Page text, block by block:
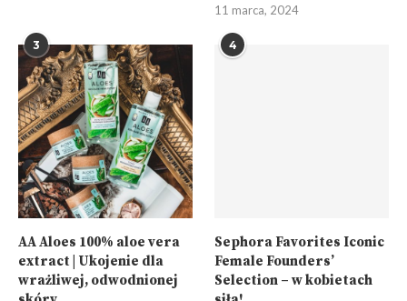
11 marca, 2024
3
AA Aloes 100% aloe vera
extract | Ukojenie dla
wrażliwej, odwodnionej
4
Sephora Favorites Iconic
Female Founders’
Selection – w kobietach